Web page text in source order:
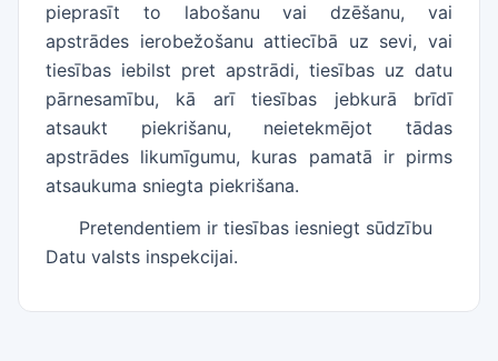
pieprasīt to labošanu vai dzēšanu, vai
apstrādes ierobežošanu attiecībā uz sevi, vai
tiesības iebilst pret apstrādi, tiesības uz datu
pārnesamību, kā arī tiesības jebkurā brīdī
atsaukt piekrišanu, neietekmējot tādas
apstrādes likumīgumu, kuras pamatā ir pirms
atsaukuma sniegta piekrišana.
Pretendentiem ir tiesības iesniegt sūdzību
Datu valsts inspekcijai.